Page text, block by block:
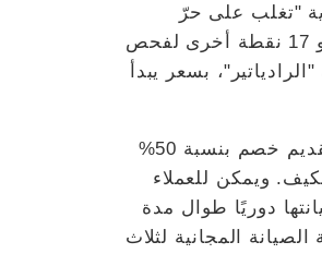
"تغلب على حرّ
الصيف". وتوفر الحملة حزمة خدمات شاملة لنظام التكييف، وتتضمن إجراء فحص يغطي 17 نقطة للتأكد من فعالية المكيف، و 17 نقطة أخرى لفحص
بسعر يبدأ
ويمكن للعملاء أيضًا الشعور بالمزيد من الراحة في أيام الصيف، بفضل الكثير من المزايا الإضافية التي توفرها الحملة، مثل تقديم خصم بنسبة 50%
التصليح المتعلقة بهما، وخصم 20% على فلاتر المكيف. ويمكن للعملاء
دوريًا طوال مدة
المجانية لثلاث